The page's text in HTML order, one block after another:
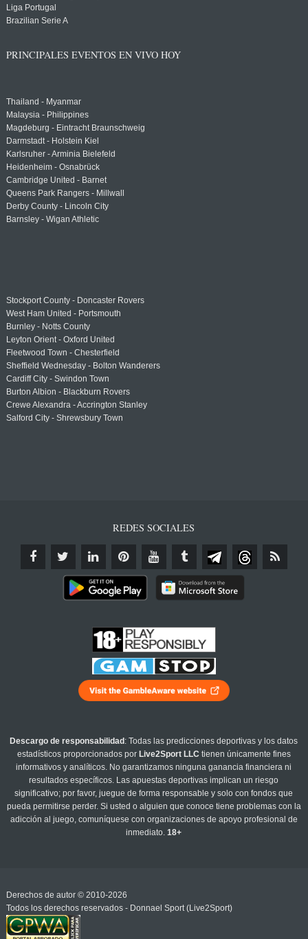
Liga Portugal
Brazilian Serie A
PRINCIPALES EVENTOS EN VIVO HOY
Thailand - Myanmar
Malaysia - Philippines
Magdeburg - Eintracht Braunschweig
Darmstadt - Holstein Kiel
Karlsruher - Arminia Bielefeld
Heidenheim - Osnabrück
Cambridge United - Barnet
Queens Park Rangers - Millwall
Derby County - Lincoln City
Barnsley - Wigan Athletic
Stockport County - Doncaster Rovers
West Ham United - Portsmouth
Burnley - Notts County
Leyton Orient - Oxford United
Fleetwood Town - Chesterfield
Sheffield Wednesday - Bolton Wanderers
Cardiff City - Swindon Town
Burton Albion - Blackburn Rovers
Crewe Alexandra - Accrington Stanley
Salford City - Shrewsbury Town
REDES SOCIALES
Descargo de responsabilidad : Todas las predicciones deportivas y los datos
estadísticos proporcionados por Live2Sport LLC tienen únicamente fines
informativos y analíticos. No garantizamos ninguna ganancia financiera ni
resultados específicos. Las apuestas deportivas implican un riesgo
significativo; por favor, juegue de forma responsable y solo con fondos que
pueda permitirse perder. Si usted o alguien que conoce tiene problemas con la
adicción al juego, comuníquese con organizaciones de apoyo profesional de
inmediato.18+
Derechos de autor © 2010-2026
Todos los derechos reservados - Donnael Sport (Live2Sport)